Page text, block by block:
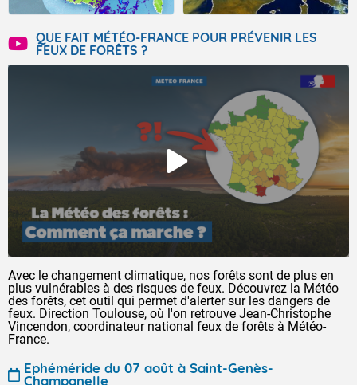
QUE FAIT MÉTÉO-FRANCE POUR PRÉVENIR LES
FEUX DE FORÊTS ?
Avec le changement climatique, nos forêts sont de plus en
plus vulnérables à des risques de feux. Découvrez la Météo
des forêts, cet outil qui permet d'alerter sur les dangers de
feux. Direction Toulouse, où l'on retrouve Jean-Christophe
Vincendon, coordinateur national feux de forêts à Météo-
France.
Ephéméride du 07 août à Saint-Genès-
Champanelle